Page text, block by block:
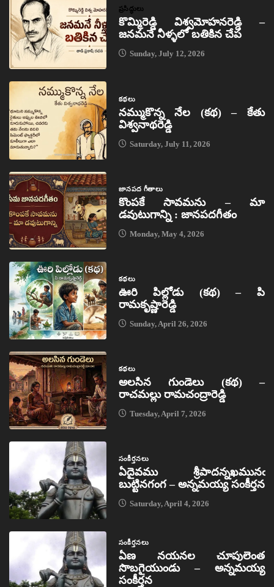
ప్రసిద్ధులు
కొమ్మిరెడ్డి విశ్వమోహనరెడ్డి –
జనమనే నీళ్ళలో బతికిన చేప
Sunday, July 12, 2026
కథలు
నమ్ముకొన్న నేల (కథ) – కేతు
విశ్వనాథరెడ్డి
Saturday, July 11, 2026
జానపద గీతాలు
కొంపకే సావమను – మా
డవుటుగాన్ని : జానపదగీతం
Monday, May 4, 2026
కథలు
ఊరి పిల్లోడు (కథ) – పి
రామకృష్ణారెడ్డి
Sunday, April 26, 2026
కథలు
అలసిన గుండెలు (కథ) –
రాచమల్లు రామచంద్రారెడ్డి
Tuesday, April 7, 2026
సంకీర్తనలు
ఏదైవము శ్రీపాదన్నఖమునఁ
బుట్టినగంగ – అన్నమయ్య సంకీర్తన
Saturday, April 4, 2026
సంకీర్తనలు
ఏణ నయనల చూపులెంత
సొబగైయుండు – అన్నమయ్య
సంకీర్తన